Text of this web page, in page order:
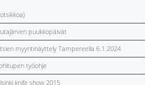
puukkopäivät
myyntinäyttely Tampereella 6.1.2024
työohje
knife show 2015